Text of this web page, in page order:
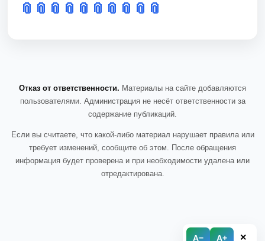
A− A+ ×
📎 📎 📎 📎 📎 📎 📎 📎 📎 📎
Отказ от ответственности. Материалы на сайте добавляются
пользователями. Администрация не несёт ответственности за
содержание публикаций.
Если вы считаете, что какой-либо материал нарушает правила или
требует изменений, сообщите об этом. После обращения
информация будет проверена и при необходимости удалена или
отредактирована.